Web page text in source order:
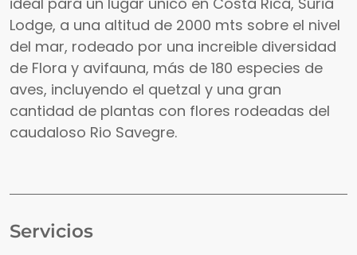
Lodge, a una altitud de 2000 mts sobre el nivel
del mar, rodeado por una increible diversidad
de Flora y avifauna, más de 180 especies de
aves, incluyendo el quetzal y una gran
cantidad de plantas con flores rodeadas del
caudaloso Rio Savegre.
Servicios